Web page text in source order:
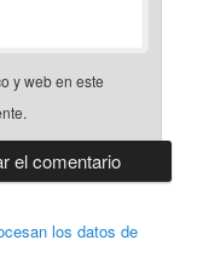
y web en este
los datos de